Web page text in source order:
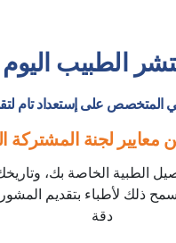
الطبيب اليوم
الطبية الخاصة بك،
ذلك لأطباء بتقديم
دقة